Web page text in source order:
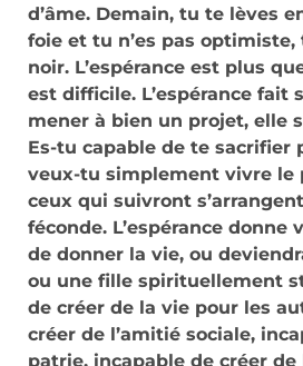
d’âme. Demain, tu te lèves
foie et tu n’es pas
noir. L’espérance est plus
est difficile. L’espérance fait
mener à bien un projet, elle
Es-tu capable de te sacrifier
veux-tu simplement vivre le
ceux qui suivront
féconde. L’espérance donne
de donner la vie, ou
ou une fille spirituellement
de créer de la vie pour les
créer de l’amitié sociale,
patrie, incapable de créer de